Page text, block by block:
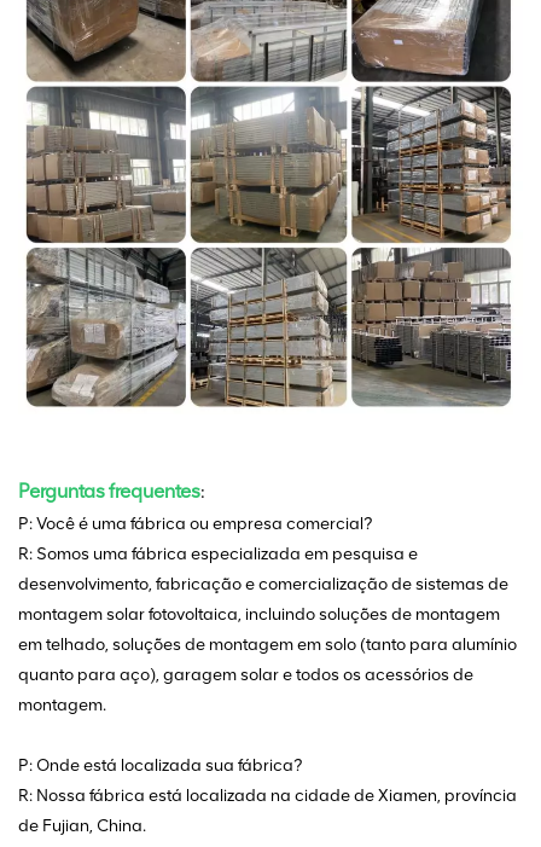
Perguntas frequentes:
P: Você é uma fábrica ou empresa comercial?
R: Somos uma fábrica especializada em pesquisa e
desenvolvimento, fabricação e comercialização de sistemas de
montagem solar fotovoltaica, incluindo soluções de montagem
em telhado, soluções de montagem em solo (tanto para alumínio
quanto para aço), garagem solar e todos os acessórios de
montagem.
P: Onde está localizada sua fábrica?
R: Nossa fábrica está localizada na cidade de Xiamen, província
de Fujian, China.